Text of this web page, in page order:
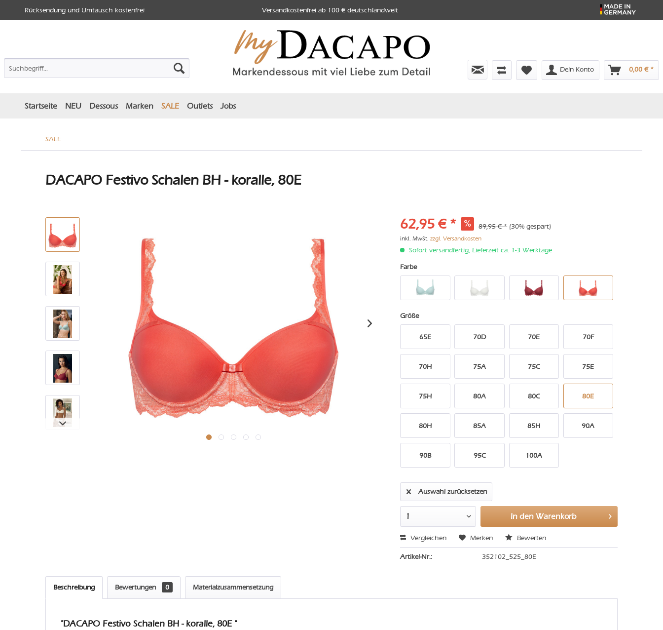
Rücksendung und Umtausch kostenfrei Versandkostenfrei ab 100 € deutschlandweit
Dein Konto 0,00 € *
Startseite NEU Dessous Marken SALE Outlets Jobs
SALE
DACAPO Festivo Schalen BH - koralle, 80E
62,95 € * 89,95 € * (30% gespart)
inkl. MwSt.zzgl. Versandkosten
Sofort versandfertig, Lieferzeit ca. 1-3 Werktage
Farbe
Größe
65E 70D 70E 70F
70H 75A 75C 75E
75H 80A 80C 80E
80H 85A 85H 90A
90B 95C 100A
Auswahl zurücksetzen
In den Warenkorb
Vergleichen Merken Bewerten
Artikel-Nr.: 352102_525_80E
Beschreibung Bewertungen 0 Materialzusammensetzung
"DACAPO Festivo Schalen BH - koralle, 80E "